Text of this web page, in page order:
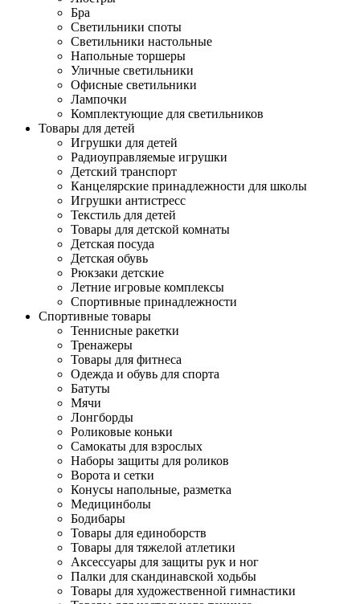
Бра
Светильники споты
Светильники настольные
Напольные торшеры
Уличные светильники
Офисные светильники
Лампочки
Комплектующие для светильников
Товары для детей
Игрушки для детей
Радиоуправляемые игрушки
Детский транспорт
Канцелярские принадлежности для школы
Игрушки антистресс
Текстиль для детей
Товары для детской комнаты
Детская посуда
Детская обувь
Рюкзаки детские
Летние игровые комплексы
Спортивные принадлежности
Спортивные товары
Теннисные ракетки
Тренажеры
Товары для фитнеса
Одежда и обувь для спорта
Батуты
Мячи
Лонгборды
Роликовые коньки
Самокаты для взрослых
Наборы защиты для роликов
Ворота и сетки
Конусы напольные, разметка
Медицинболы
Бодибары
Товары для единоборств
Товары для тяжелой атлетики
Аксессуары для защиты рук и ног
Палки для скандинавской ходьбы
Товары для художественной гимнастики